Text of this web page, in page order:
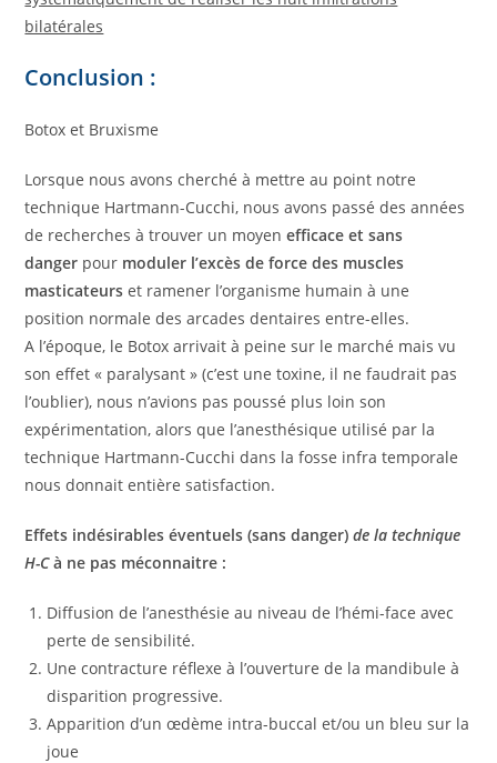
bilatérales
Conclusion :
Botox et Bruxisme
Lorsque nous avons cherché à mettre au point notre
technique Hartmann-Cucchi, nous avons passé des années
de recherches à trouver un moyenefficace et sans
danger pour moduler l’excès de force des muscles
masticateurs et ramener l’organisme humain à une
position normale des arcades dentaires entre-elles.
A l’époque, le Botox arrivait à peine sur le marché mais vu
son effet « paralysant » (c’est une toxine, il ne faudrait pas
l’oublier), nous n’avions pas poussé plus loin son
expérimentation, alors que l’anesthésique utilisé par la
technique Hartmann-Cucchi dans la fosse infra temporale
nous donnait entière satisfaction.
Effets indésirables éventuels (sans danger)de la technique
H-Cà ne pas méconnaitre :
Diffusion de l’anesthésie au niveau de l’hémi-face avec
perte de sensibilité.
Une contracture réflexe à l’ouverture de la mandibule à
disparition progressive.
Apparition d’un œdème intra-buccal et/ou un bleu sur la
joue